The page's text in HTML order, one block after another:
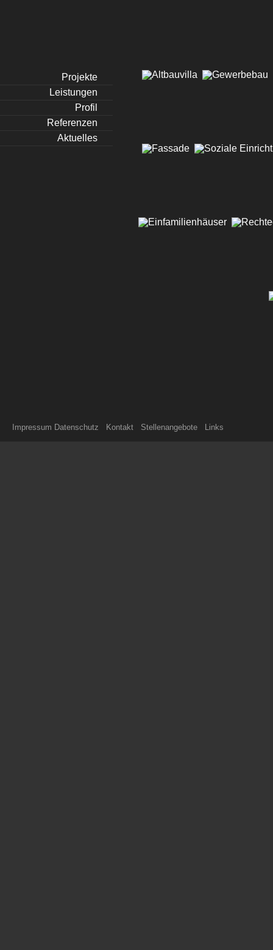
Projekte
Leistungen
Profil
Referenzen
Aktuelles
Impressum Datenschutz Kontakt Stellenangebote Links